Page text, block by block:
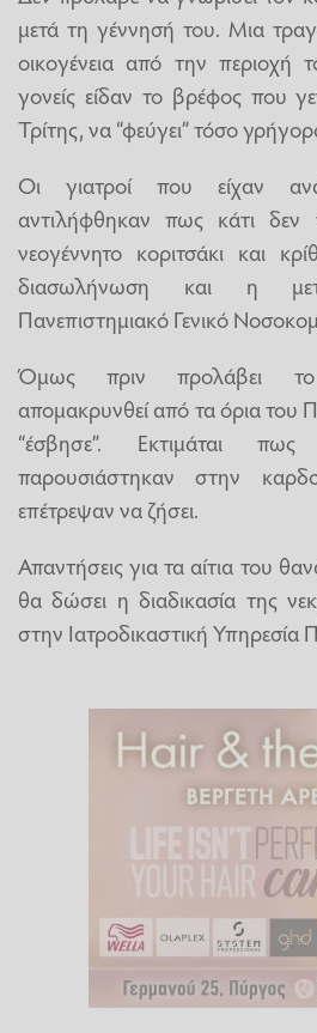
μετά τη γέννησή του. Μια
οικογένεια από την
γονείς είδαν το βρέφος που
Τρίτης, να “φεύγει” τόσο
Οι γιατροί που είχαν
αντιλήφθηκαν πως κάτι
νεογέννητο κοριτσάκι και
διασωλήνωση και η
Πανεπιστημιακό Γενικό
Όμως πριν προλάβει
απομακρυνθεί από τα όρια του
“έσβησε”. Εκτιμάται
παρουσιάστηκαν στην
επέτρεψαν να ζήσει.
Απαντήσεις για τα αίτια του
θα δώσει η διαδικασία της
στην Ιατροδικαστική Υπηρεσία